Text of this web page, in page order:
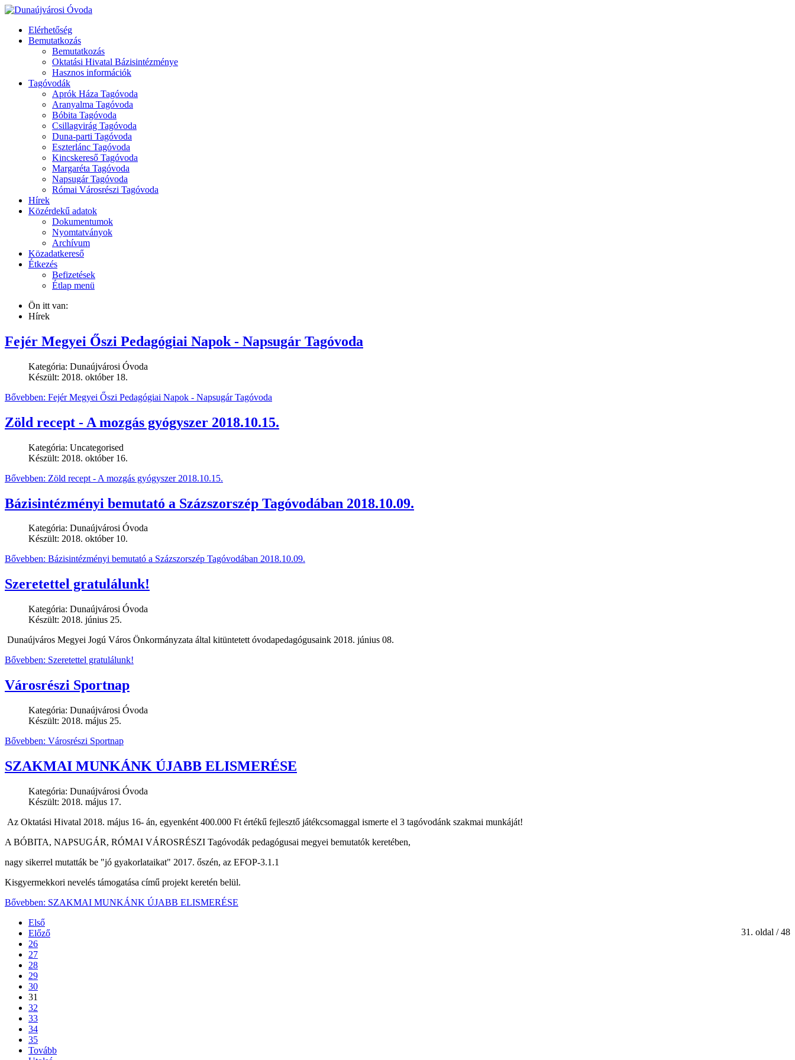
Elérhetőség
Bemutatkozás
Bemutatkozás
Oktatási Hivatal Bázisintézménye
Hasznos információk
Tagóvodák
Aprók Háza Tagóvoda
Aranyalma Tagóvoda
Bóbita Tagóvoda
Csillagvirág Tagóvoda
Duna-parti Tagóvoda
Eszterlánc Tagóvoda
Kincskereső Tagóvoda
Margaréta Tagóvoda
Napsugár Tagóvoda
Római Városrészi Tagóvoda
Hírek
Közérdekű adatok
Dokumentumok
Nyomtatványok
Archívum
Közadatkereső
Étkezés
Befizetések
Étlap menü
Ön itt van:
Hírek
Fejér Megyei Őszi Pedagógiai Napok - Napsugár Tagóvoda
Kategória: Dunaújvárosi Óvoda
Készült: 2018. október 18.
Bővebben: Fejér Megyei Őszi Pedagógiai Napok - Napsugár Tagóvoda
Zöld recept - A mozgás gyógyszer 2018.10.15.
Kategória: Uncategorised
Készült: 2018. október 16.
Bővebben: Zöld recept - A mozgás gyógyszer 2018.10.15.
Bázisintézményi bemutató a Százszorszép Tagóvodában 2018.10.09.
Kategória: Dunaújvárosi Óvoda
Készült: 2018. október 10.
Bővebben: Bázisintézményi bemutató a Százszorszép Tagóvodában 2018.10.09.
Szeretettel gratulálunk!
Kategória: Dunaújvárosi Óvoda
Készült: 2018. június 25.
Dunaújváros Megyei Jogú Város Önkormányzata által kitüntetett óvodapedagógusaink 2018. június 08.
Bővebben: Szeretettel gratulálunk!
Városrészi Sportnap
Kategória: Dunaújvárosi Óvoda
Készült: 2018. május 25.
Bővebben: Városrészi Sportnap
SZAKMAI MUNKÁNK ÚJABB ELISMERÉSE
Kategória: Dunaújvárosi Óvoda
Készült: 2018. május 17.
Az Oktatási Hivatal 2018. május 16- án, egyenként 400.000 Ft értékű fejlesztő játékcsomaggal ismerte el 3 tagóvodánk szakmai munkáját!
A BÓBITA, NAPSUGÁR, RÓMAI VÁROSRÉSZI Tagóvodák pedagógusai megyei bemutatók keretében,
nagy sikerrel mutatták be "jó gyakorlataikat" 2017. őszén, az EFOP-3.1.1
Kisgyermekkori nevelés támogatása című projekt keretén belül.
Bővebben: SZAKMAI MUNKÁNK ÚJABB ELISMERÉSE
31. oldal / 48
Első
Előző
26
27
28
29
30
31
32
33
34
35
Tovább